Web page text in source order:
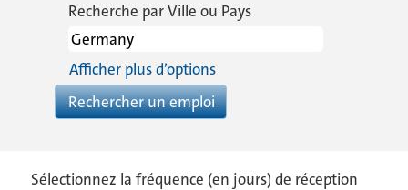
Recherche par Ville ou Pays
Afficher plus d’options
Sélectionnez la fréquence (en jours) de réception